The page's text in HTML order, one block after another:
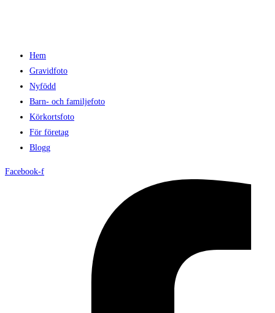
Hem
Gravidfoto
Nyfödd
Barn- och familjefoto
Körkortsfoto
För företag
Blogg
Facebook-f